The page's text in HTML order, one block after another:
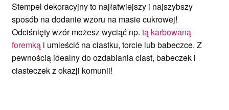
Stempel dekoracyjny to najłatwiejszy i najszybszy
sposób na dodanie wzoru na masie cukrowej!
Odciśnięty wzór możesz wyciąć np. tą karbowaną
foremkąi umieścić na ciastku, torcie lub babeczce. Z
pewnością idealny do ozdabiania ciast, babeczek i
ciasteczekz okazji komunii!